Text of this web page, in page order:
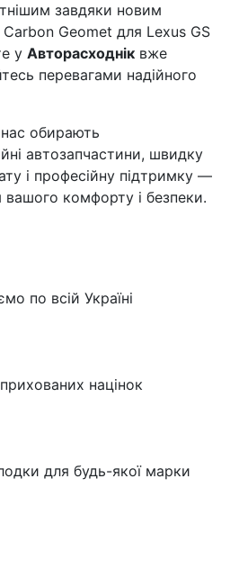
завдяки новим
Geomet для Lexus GS
у Авторасходнік вже
перевагами надійного
обирають
автозапчастини, швидку
і професійну підтримку —
комфорту і безпеки.
по всій Україні
націнок
для будь-якої марки